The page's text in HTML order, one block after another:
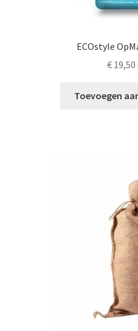
ECOstyle
€19,50
Toevoegen